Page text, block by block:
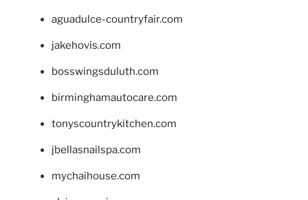
aguadulce-countryfair.com
jakehovis.com
bosswingsduluth.com
birminghamautocare.com
tonyscountrykitchen.com
jbellasnailspa.com
mychaihouse.com